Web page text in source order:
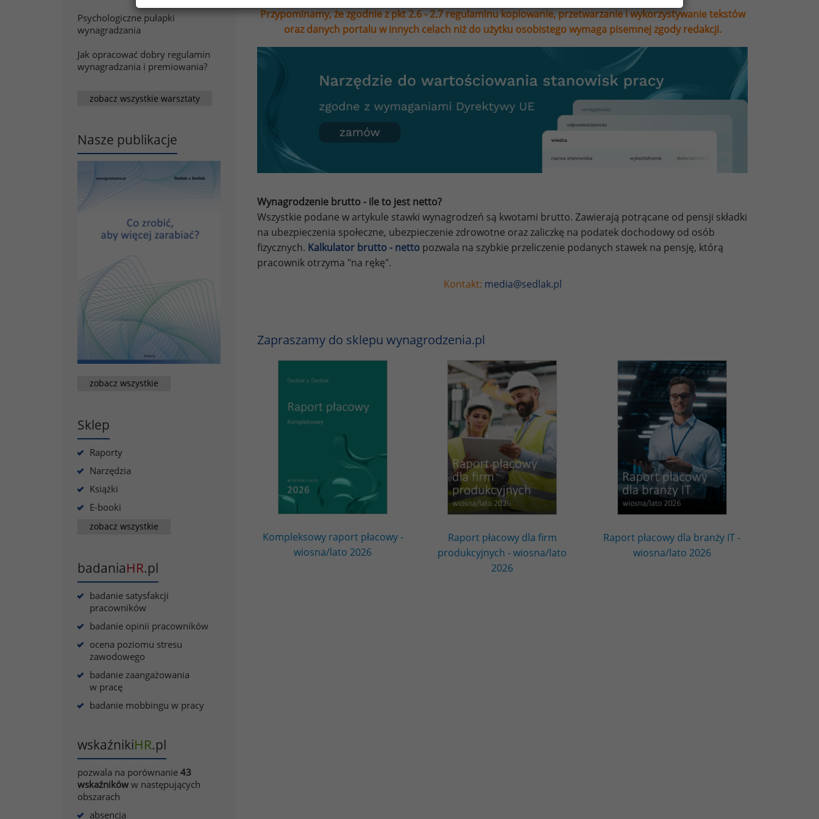
Psychologiczne pułapki
wynagradzania
Jak opracować dobry regulamin
wynagradzania i premiowania?
zobacz wszystkie warsztaty
Nasze publikacje
zobacz wszystkie
Sklep
Raporty
Narzędzia
Książki
E-booki
zobacz wszystkie
badaniaHR.pl
badanie satysfakcji
pracowników
badanie opinii pracowników
ocena poziomu stresu
zawodowego
badanie zaangażowania
w pracę
badanie mobbingu w pracy
wskaźnikiHR.pl
pozwala na porównanie 43
wskaźników w następujących
obszarach
absencja
Przypominamy, że zgodnie z pkt 2.6 - 2.7 regulaminu kopiowanie, przetwarzanie i wykorzystywanie tekstów
oraz danych portalu w innych celach niż do użytku osobistego wymaga pisemnej zgody redakcji.
Wynagrodzenie brutto - ile to jest netto?
Wszystkie podane w artykule stawki wynagrodzeń są kwotami brutto. Zawierają potrącane od pensji składki
na ubezpieczenia społeczne, ubezpieczenie zdrowotne oraz zaliczkę na podatek dochodowy od osób
fizycznych. Kalkulator brutto - netto pozwala na szybkie przeliczenie podanych stawek na pensję, którą
pracownik otrzyma "na rękę".
Kontakt: media@sedlak.pl
Zapraszamy do sklepu wynagrodzenia.pl
Kompleksowy raport płacowy -
wiosna/lato 2026
Raport płacowy dla firm
produkcyjnych - wiosna/lato
2026
Raport płacowy dla branży IT -
wiosna/lato 2026